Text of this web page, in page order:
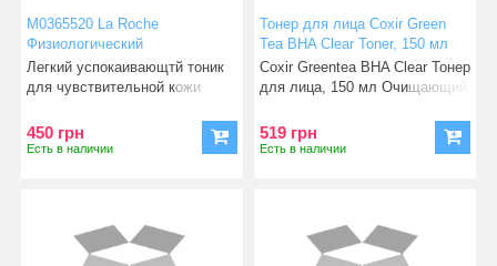
М0365520 La Roche
Физиологический
успокаивающий тоник для
чувствительной кожи 200 мл
Легкий успокаивающтй тоник
для чувствительной кожи
450 грн
Есть в наличии
Тонер для лица Coxir Green
Tea BHA Clear Toner, 150 мл
(8809080826102)
Coxir Greentea BHA Clear Тонер
для лица, 150 мл Очищающий
519 грн
Есть в наличии